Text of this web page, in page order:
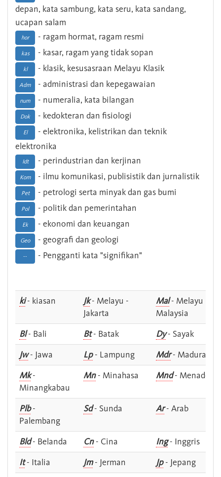
depan, kata sambung, kata seru, kata sandang,
ucapan salam
hor - ragam hormat, ragam resmi
kas - kasar, ragam yang tidak sopan
kl - klasik, kesusasraan Melayu Klasik
Adm - administrasi dan kepegawaian
num - numeralia, kata bilangan
Dok - kedokteran dan fisiologi
El
- elektronika, kelistrikan dan teknik
elektronika
Idt - perindustrian dan kerjinan
Kom - ilmu komunikasi, publisistik dan jurnalistik
Pet - petrologi serta minyak dan gas bumi
Pol - politik dan pemerintahan
Ek - ekonomi dan keuangan
Geo - geografi dan geologi
-- - Pengganti kata "signifikan"
ki- kiasan Jk- Melayu -
Jakarta
Mal- Melayu -
Malaysia
Bl- Bali Bt- Batak Dy- Sayak
Jw- Jawa Lp- Lampung Mdr- Madura
Mk-
Minangkabau
Mn- Minahasa Mnd- Menado
Plb-
Palembang
Sd- Sunda Ar- Arab
Bld- Belanda Cn- Cina Ing- Inggris
It- Italia Jm- Jerman Jp- Jepang